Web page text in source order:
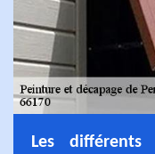
Les